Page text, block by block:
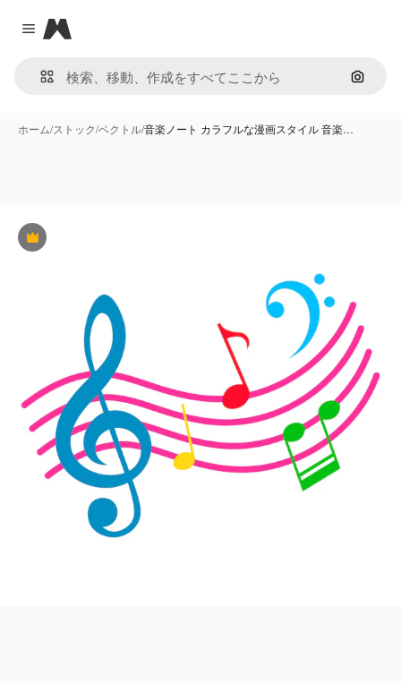
Close menu
Magnific
画像で
ホーム/ストック/ベクトル/音楽ノート カラフルな漫画スタイル 音楽…
Premium